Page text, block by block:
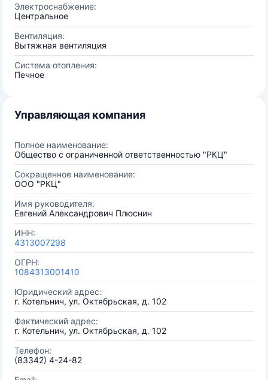
Электроснабжение:
Центральное
Вентиляция:
Вытяжная вентиляция
Система отопления:
Печное
Управляющая компания
Полное наименование:
Общество с ограниченной ответственностью "РКЦ"
Сокращенное наименование:
ООО "РКЦ"
Имя руководителя:
Евгений Александрович Плюснин
ИНН:
4313007298
ОГРН:
1084313001410
Юридический адрес:
г. Котельнич, ул. Октябрьская, д. 102
Фактический адрес:
г. Котельнич, ул. Октябрьская, д. 102
Телефон:
(83342) 4-24-82